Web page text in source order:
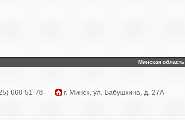
Минская область
660-51-78 г. Минск, ул. Бабушкина, д. 27А